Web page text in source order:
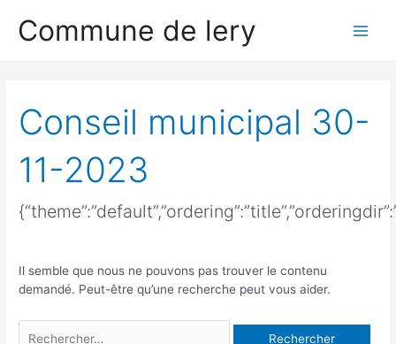
contenu
Commune de lery
Conseil municipal 30-
11-2023
Il semble que nous ne pouvons pas trouver le contenu
demandé. Peut-être qu’une recherche peut vous aider.